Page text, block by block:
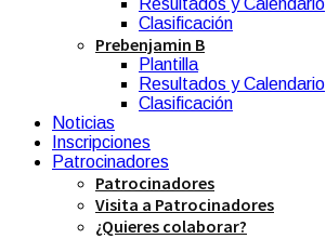
Resultados y Calendario
Clasificación
Prebenjamin B
Plantilla
Resultados y Calendario
Clasificación
Noticias
Inscripciones
Patrocinadores
Patrocinadores
Visita a Patrocinadores
¿Quieres colaborar?